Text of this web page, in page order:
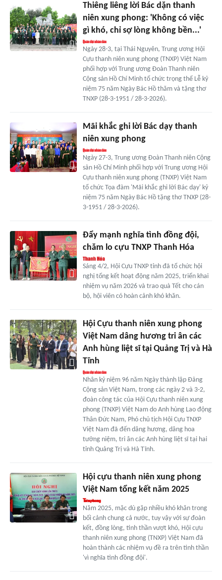
Thiêng liêng lời Bác dặn thanh
niên xung phong: 'Không có việc
gì khó, chỉ sợ lòng không bền...'
Ngày 28-3, tại Thái Nguyên, Trung ương Hội
Cựu thanh niên xung phong (TNXP) Việt Nam
phối hợp với Trung ương Đoàn Thanh niên
Cộng sản Hồ Chí Minh tổ chức trọng thể Lễ kỷ
niệm 75 năm Ngày Bác Hồ thăm và tặng thơ
TNXP (28-3-1951 / 28-3-2026).
Mãi khắc ghi lời Bác dạy thanh
niên xung phong
Ngày 27-3, Trung ương Đoàn Thanh niên Cộng
sản Hồ Chí Minh phối hợp với Trung ương Hội
Cựu thanh niên xung phong (TNXP) Việt Nam
tổ chức Tọa đàm 'Mãi khắc ghi lời Bác dạy' kỷ
niệm 75 năm Ngày Bác Hồ tặng thơ TNXP (28-
3-1951 / 28-3-2026).
Đẩy mạnh nghĩa tình đồng đội,
chăm lo cựu TNXP Thanh Hóa
Sáng 4/2, Hội Cựu TNXP tỉnh đã tổ chức hội
nghị tổng kết hoạt động năm 2025, triển khai
nhiệm vụ năm 2026 và trao quà Tết cho cán
bộ, hội viên có hoàn cảnh khó khăn.
Hội Cựu thanh niên xung phong
Việt Nam dâng hương tri ân các
Anh hùng liệt sĩ tại Quảng Trị và Hà
Tĩnh
Nhân kỷ niệm 96 năm Ngày thành lập Đảng
Cộng sản Việt Nam, trong các ngày 2 và 3-2,
đoàn công tác của Hội Cựu thanh niên xung
phong (TNXP) Việt Nam do Anh hùng Lao động
Thân Đức Nam, Phó chủ tịch Hội Cựu TNXP
Việt Nam đã đến dâng hương, dâng hoa
tưởng niệm, tri ân các Anh hùng liệt sĩ tại hai
tỉnh Quảng Trị và Hà Tĩnh.
Hội cựu thanh niên xung phong
Việt Nam tổng kết năm 2025
Năm 2025, mặc dù gặp nhiều khó khăn trong
bối cảnh chung cả nước, tuy vậy với sự đoàn
kết, đồng lòng, tinh thần vượt khó, Hội cựu
thanh niên xung phong (TNXP) Việt Nam đã
hoàn thành các nhiệm vụ đề ra trên tinh thần
'vì nghĩa tình đồng đội'.